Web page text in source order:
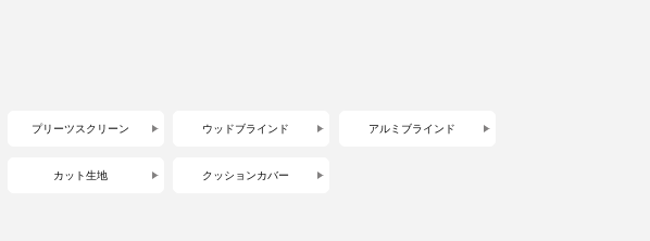
プリーツスクリーン ウッドブラインド アルミブラインド
カット生地 クッションカバー